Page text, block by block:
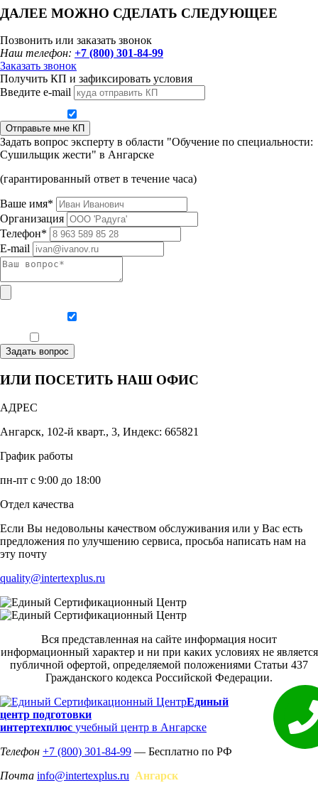
ДАЛЕЕ МОЖНО СДЕЛАТЬ СЛЕДУЮЩЕЕ
Позвонить или заказать звонок
Наш телефон: +7 (800) 301-84-99
Заказать звонок
Получить КП и зафиксировать условия
Введите e-mail
Отправьте мне КП
Задать вопрос эксперту в области "Обучение по специальности:
Сушильщик жести" в Ангарске
(гарантированный ответ в течение часа)
Ваше имя*
Организация
Телефон*
E-mail
Задать вопрос
ИЛИ ПОСЕТИТЬ НАШ ОФИС
АДРЕС
Ангарск, 102-й кварт., 3, Индекс: 665821
График работы
пн-пт с 9:00 до 18:00
Отдел качества
Если Вы недовольны качеством обслуживания или у Вас есть
предложения по улучшению сервиса, просьба написать нам на
эту почту
quality@intertexplus.ru
Вся представленная на сайте информация носит
информационный характер и ни при каких условиях не является
публичной офертой, определяемой положениями Статьи 437
Гражданского кодекса Российской Федерации.
Единый
центр подготовки
интертехплюс учебный центр в Ангарске
Телефон +7 (800) 301-84-99 — Бесплатно по РФ
Почта info@intertexplus.ru Ангарск